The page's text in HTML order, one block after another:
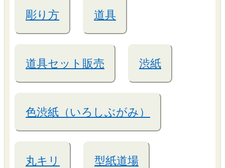
彫り方 道具
道具セット販売 渋紙
色渋紙（いろしぶがみ）
丸キリ 型紙道場